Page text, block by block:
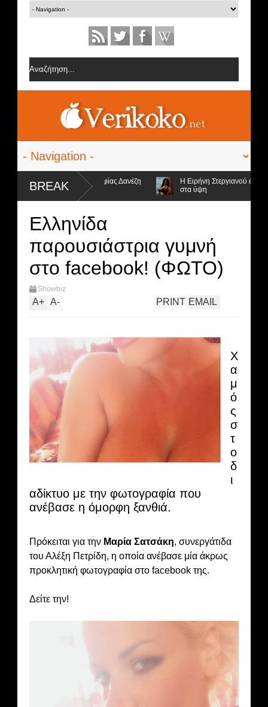
BREAK
από την ομάδα της Σοφίας Δανέζη
Η Ειρήνη Στεργιανού έβαλε
στα ύψη
Ελληνίδα
παρουσιάστρια γυμνή
στο faceboοk! (ΦΩΤΟ)
Showbiz
A+ A- EMAIL
PRINT
Χ
α
μ
ό
ς
σ
τ
ο
δ
ι
αδίκτυο με την φωτογραφία που
ανέβασε η όμορφη ξανθιά.
Πρόκειται για την Μαρία Σατσάκη, συνεργάτιδα
του Αλέξη Πετρίδη, η οποία ανέβασε μία άκρως
προκλητική φωτογραφία στο facebook της.
Δείτε την!